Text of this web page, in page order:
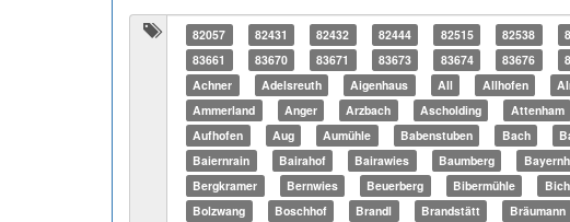
82057 82431 82432 82444 82515 82538
83661
83670 83671 83673 83674 83676
Achner
Adelsreuth Aigenhaus All Allhofen
Ammerland
Anger Arzbach Ascholding Attenham
Aufhofen
Aug Aumühle Babenstuben Bach
Baiernrain
Bairahof Bairawies Baumberg
Bergkramer
Bernwies Beuerberg Bibermühle
Bolzwang
Boschhof Brandl Brandstätt Bräumann